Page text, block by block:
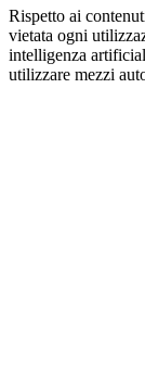
Rispetto ai
vietata ogni
intelligenza
utilizzare mezzi